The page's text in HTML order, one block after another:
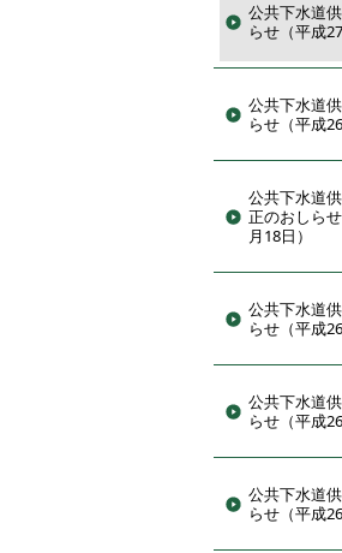
公共下水道
らせ（平成
公共下水道
らせ（平成
公共下水道
正のおしら
月18日）
公共下水道
らせ（平成
公共下水道
らせ（平成
公共下水道
らせ（平成